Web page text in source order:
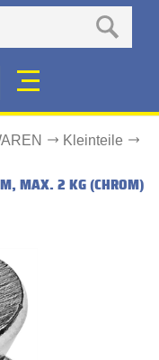
Kleinteile
MAX. 2 KG (CHROM)